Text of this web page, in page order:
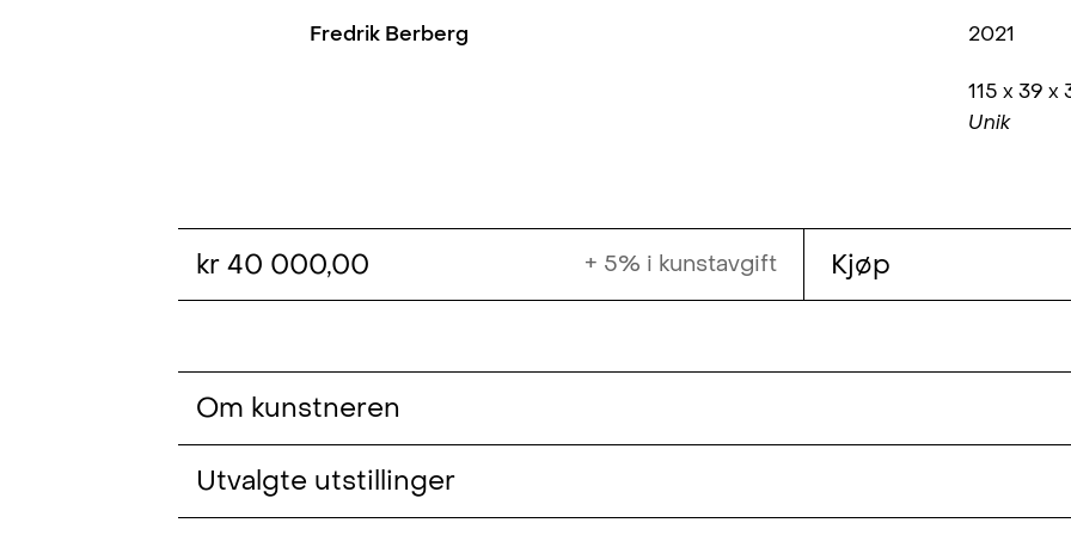
Fredrik Berberg 2021
115 x 39 x
Unik
kr 40 000,00 + 5% i kunstavgift Kjøp
Om kunstneren
Fredrik Berberg (f. 1986, Skien) er utdannet ved Kunst- og designhøgskolen i
Utvalgte utstillinger